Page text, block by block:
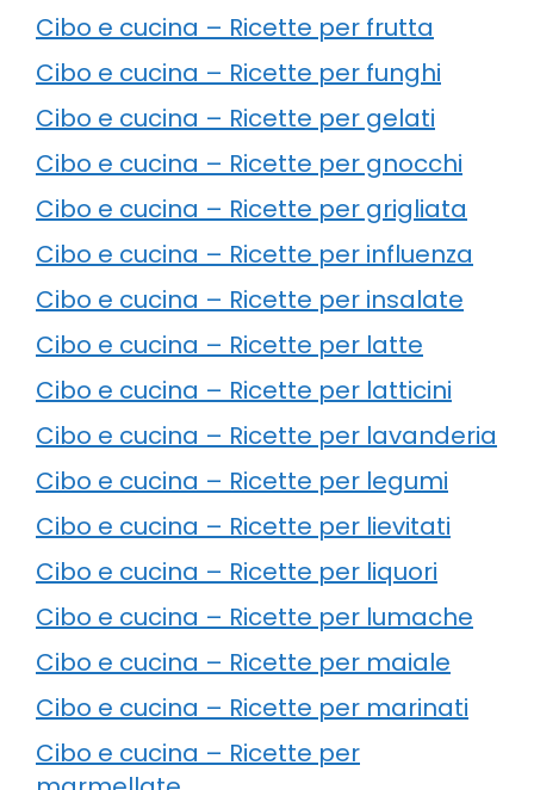
Cibo e cucina – Ricette per frutta
Cibo e cucina – Ricette per funghi
Cibo e cucina – Ricette per gelati
Cibo e cucina – Ricette per gnocchi
Cibo e cucina – Ricette per grigliata
Cibo e cucina – Ricette per influenza
Cibo e cucina – Ricette per insalate
Cibo e cucina – Ricette per latte
Cibo e cucina – Ricette per latticini
Cibo e cucina – Ricette per lavanderia
Cibo e cucina – Ricette per legumi
Cibo e cucina – Ricette per lievitati
Cibo e cucina – Ricette per liquori
Cibo e cucina – Ricette per lumache
Cibo e cucina – Ricette per maiale
Cibo e cucina – Ricette per marinati
Cibo e cucina – Ricette per